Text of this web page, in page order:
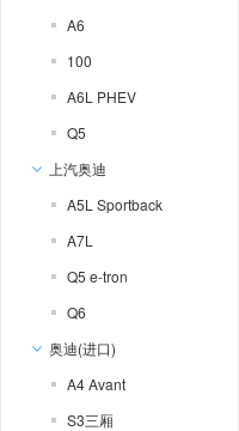
A6
100
A6L PHEV
Q5
上汽奥迪
A5L Sportback
A7L
Q5 e-tron
Q6
奥迪(进口)
A4 Avant
S3三厢